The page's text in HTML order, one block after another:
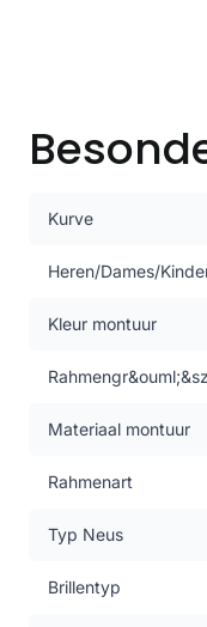
Kurve
Heren/Dames/
Kleur montuur
Materiaal montuur
Rahmenart
Typ Neus
Brillentyp